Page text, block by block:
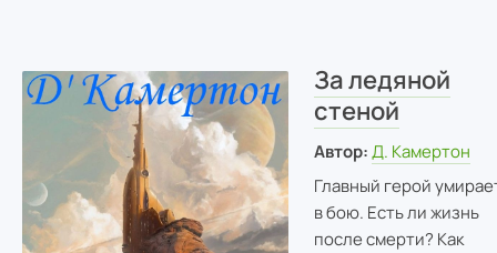
За ледяной
стеной
Автор: Д. Камертон
Главный герой
в бою. Есть ли жизнь
после смерти? Как